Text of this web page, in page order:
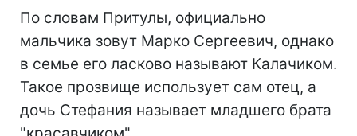
По словам Притулы, официально
мальчика зовут Марко Сергеевич, однако
в семье его ласково называют Калачиком.
Такое прозвище использует сам отец, а
дочь Стефания называет младшего брата